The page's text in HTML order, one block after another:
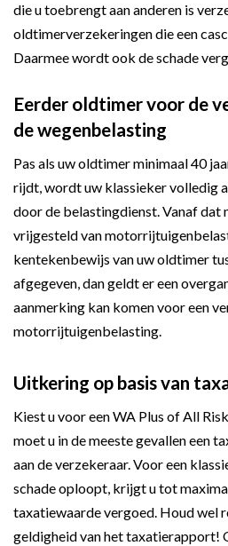
die u toebrengt aan anderen is
oldtimerverzekeringen die een
Daarmee wordt ook de schade
Eerder oldtimer voor de
de wegenbelasting
Pas als uw oldtimer minimaal 40
rijdt, wordt uw klassieker volledig
door de belastingdienst. Vanaf dat
vrijgesteld van
kentekenbewijs van uw oldtimer
afgegeven, dan geldt er een
aanmerking kan komen voor een
motorrijtuigenbelasting.
Uitkering op basis van
Kiest u voor een WA Plus of All
moet u in de meeste gevallen een
aan de verzekeraar. Voor een
schade oploopt, krijgt u tot
taxatiewaarde vergoed. Houd wel
geldigheid van het taxatierapport!